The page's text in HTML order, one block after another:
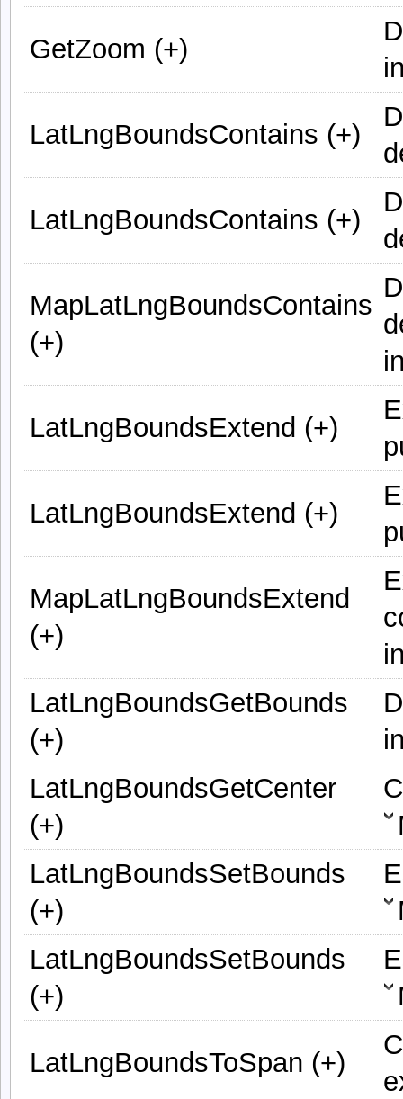
GetZoom (+)
LatLngBoundsContains (+)
LatLngBoundsContains (+)
MapLatLngBoundsContains
(+)
LatLngBoundsExtend (+)
LatLngBoundsExtend (+)
MapLatLngBoundsExtend
(+)
LatLngBoundsGetBounds
(+)
LatLngBoundsGetCenter
(+)
LatLngBoundsSetBounds
(+)
LatLngBoundsSetBounds
(+)
LatLngBoundsToSpan (+)